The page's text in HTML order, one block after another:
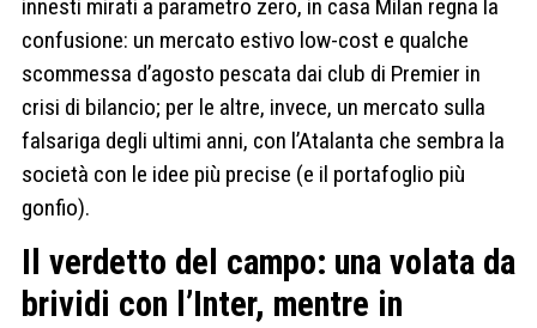
innesti mirati a parametro zero, in casa Milan regna la
confusione: un mercato estivo low-cost e qualche
scommessa d’agosto pescata dai club di Premier in
crisi di bilancio; per le altre, invece, un mercato sulla
falsariga degli ultimi anni, con l’Atalanta che sembra la
società con le idee più precise (e il portafoglio più
gonfio).
Il verdetto del campo: una volata da
brividi con l’Inter, mentre in